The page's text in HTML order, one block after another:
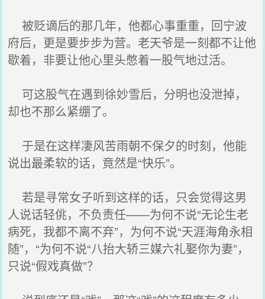
被贬谪后的那几年，他都心事重重，回宁波
府后，更是要步步为营。老天爷是一刻都不让他
歇着，非要让他心里头憋着一股气地过活。
可这股气在遇到徐妙雪后，分明也没泄掉，
却也不那么紧绷了。
于是在这样凄风苦雨朝不保夕的时刻，他能
说出最柔软的话，竟然是“快乐”。
若是寻常女子听到这样的话，只会觉得这男
人说话轻佻，不负责任——为何不说“无论生老
病死，我都不离不弃”，为何不说“天涯海角永相
随”，“为何不说“八抬大轿三媒六礼娶你为妻”，
只说“假戏真做”？